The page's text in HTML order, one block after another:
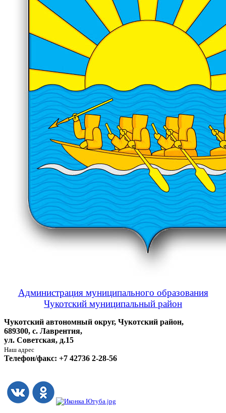
Администрация муниципального образования
Чукотский муниципальный район
Чукотский автономный округ, Чукотский район,
689300, с. Лаврентия,
ул. Советская, д.15
Наш адрес
Телефон/факс: +7 42736 2-28-56